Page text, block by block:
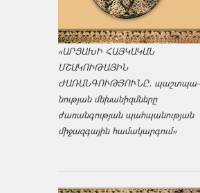
«ԱՐՑԱԽԻ ՀԱՅԿԱԿԱՆ
ՄՇԱԿՈՒԹԱՅԻՆ
ԺԱՌԱՆԳՈՒԹՅՈՒՆԸ․ պաշտպա­
նության մեխանիզմները
ժառանգության պահպանության
միջազ­գային համակարգում»